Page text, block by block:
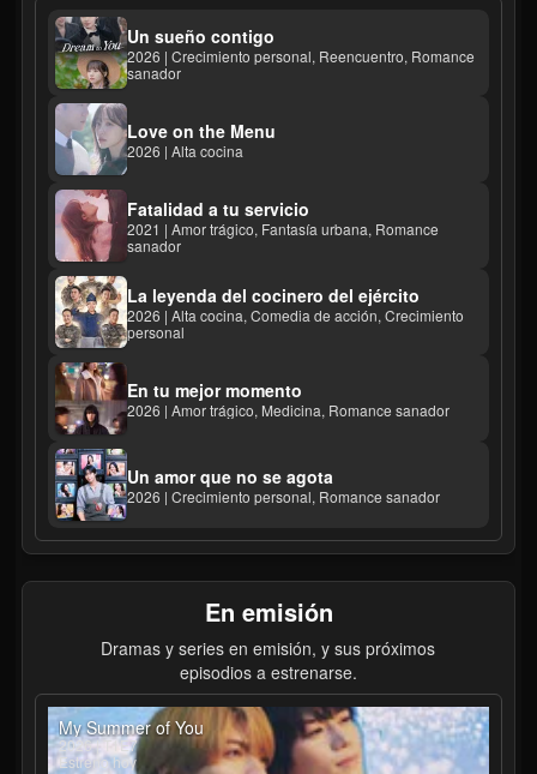
Un sueño contigo
2026 | Crecimiento personal, Reencuentro, Romance
sanador
Love on the Menu
2026 | Alta cocina
Fatalidad a tu servicio
2021 | Amor trágico, Fantasía urbana, Romance
sanador
La leyenda del cocinero del ejército
2026 | Alta cocina, Comedia de acción, Crecimiento
personal
En tu mejor momento
2026 | Amor trágico, Medicina, Romance sanador
Un amor que no se agota
2026 | Crecimiento personal, Romance sanador
En emisión
Dramas y series en emisión, y sus próximos
episodios a estrenarse.
My Summer of You
2026 | T1E7
Estreno hoy